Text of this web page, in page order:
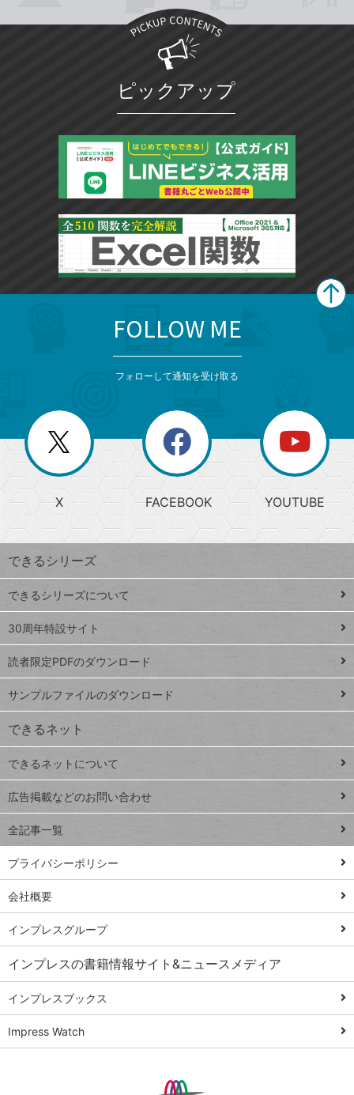
ピックアップ
じ
る
search
検
索
上
昇
ワ
ー
ド
Google
スプレ
ッドシ
ート
iPhone
VLOOKUP
close
閉じ
る
閉
じ
る
ー
か
ら
探
す
ト
ッ
プ
ペ
ジ
連載
Excel Q&A
トイアンナ流仕
事術
PowerAutomate
ではじめる業務
の完全自動化
AI議事録作成術
Windows 11
Q&A
Teams踏み込み
活用術
Excel講師の仕事
術
FOLLOW ME
フォローして通知を受け取る
X FACEBOOK YOUTUBE
できるシリーズ
できるシリーズについて
30周年特設サイト
読者限定PDFのダウンロード
サンプルファイルのダウンロード
できるネット
できるネットについて
広告掲載などのお問い合わせ
全記事一覧
プライバシーポリシー
会社概要
インプレスグループ
インプレスの書籍情報サイト&ニュースメディア
インプレスブックス
Impress Watch